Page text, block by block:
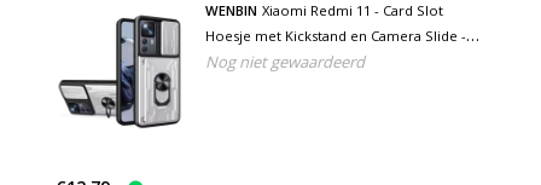
WENBIN Xiaomi Redmi 11 - Card Slot
Hoesje met Kickstand en Camera Slide -
Pop Grip Cover - Wit
Nog niet gewaardeerd